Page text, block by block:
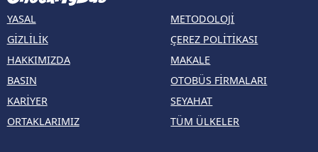
YASAL
GIZLILIK
HAKKIMIZDA
BASIN
KARIYER
ORTAKLARIMIZ
METODOLOJI
ÇEREZ POLITIKASI
MAKALE
OTOBÜS FIRMALARI
SEYAHAT
TÜM ÜLKELER